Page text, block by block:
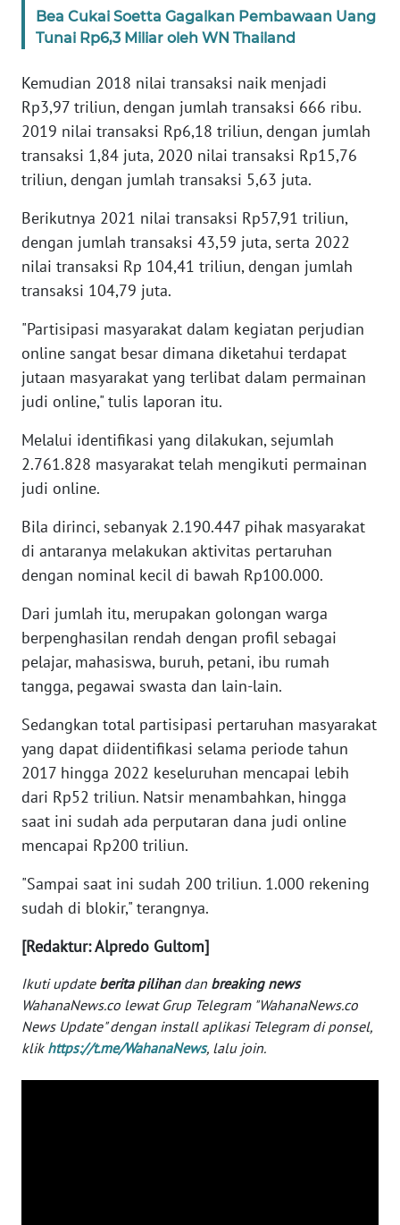
Bea Cukai Soetta Gagalkan Pembawaan Uang
Tunai Rp6,3 Miliar oleh WN Thailand
Kemudian 2018 nilai transaksi naik menjadi
Rp3,97 triliun, dengan jumlah transaksi 666 ribu.
2019 nilai transaksi Rp6,18 triliun, dengan jumlah
transaksi 1,84 juta, 2020 nilai transaksi Rp15,76
triliun, dengan jumlah transaksi 5,63 juta.
Berikutnya 2021 nilai transaksi Rp57,91 triliun,
dengan jumlah transaksi 43,59 juta, serta 2022
nilai transaksi Rp 104,41 triliun, dengan jumlah
transaksi 104,79 juta.
"Partisipasi masyarakat dalam kegiatan perjudian
online sangat besar dimana diketahui terdapat
jutaan masyarakat yang terlibat dalam permainan
judi online," tulis laporan itu.
Melalui identifikasi yang dilakukan, sejumlah
2.761.828 masyarakat telah mengikuti permainan
judi online.
Bila dirinci, sebanyak 2.190.447 pihak masyarakat
di antaranya melakukan aktivitas pertaruhan
dengan nominal kecil di bawah Rp100.000.
Dari jumlah itu, merupakan golongan warga
berpenghasilan rendah dengan profil sebagai
pelajar, mahasiswa, buruh, petani, ibu rumah
tangga, pegawai swasta dan lain-lain.
Sedangkan total partisipasi pertaruhan masyarakat
yang dapat diidentifikasi selama periode tahun
2017 hingga 2022 keseluruhan mencapai lebih
dari Rp52 triliun. Natsir menambahkan, hingga
saat ini sudah ada perputaran dana judi online
mencapai Rp200 triliun.
"Sampai saat ini sudah 200 triliun. 1.000 rekening
sudah di blokir," terangnya.
[Redaktur: Alpredo Gultom]
Ikuti update berita pilihandan breaking news
WahanaNews.co lewat Grup Telegram "WahanaNews.co
News Update" dengan install aplikasi Telegram di ponsel,
klik https://t.me/WahanaNews, lalu join.
WN
WN
NTT
KEPRI
PAPUA
WN
PAPUA
BARAT
WN
RIAU
SERAMBI
WN
JAMBI
WN
SULTRA
WN
NTB
SULTENG
WN
SULBAR
WN
WN
WN
SUMSEL
WN